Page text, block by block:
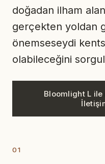
doğadan ilham
gerçekten yoldan
önemseseydi
olabileceğini
Bloomlight L
01